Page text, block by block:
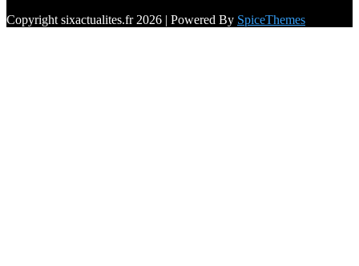
Copyright sixactualites.fr 2026 | Powered By SpiceThemes